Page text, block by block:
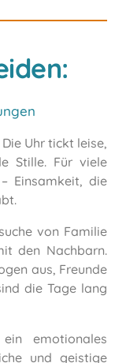
Uhr tickt leise,
Stille. Für viele
Einsamkeit, die
von Familie
den Nachbarn.
aus, Freunde
die Tage lang
emotionales
und geistige